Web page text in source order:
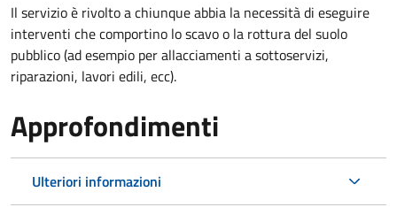
Il servizio è rivolto a chiunque abbia la necessità di eseguire
interventi che comportino lo scavo o la rottura del suolo
pubblico (ad esempio per allacciamenti a sottoservizi,
riparazioni, lavori edili, ecc).
Approfondimenti
Ulteriori informazioni